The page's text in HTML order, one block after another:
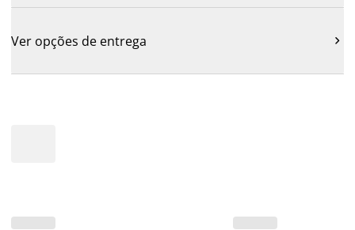
Ver opções de entrega 